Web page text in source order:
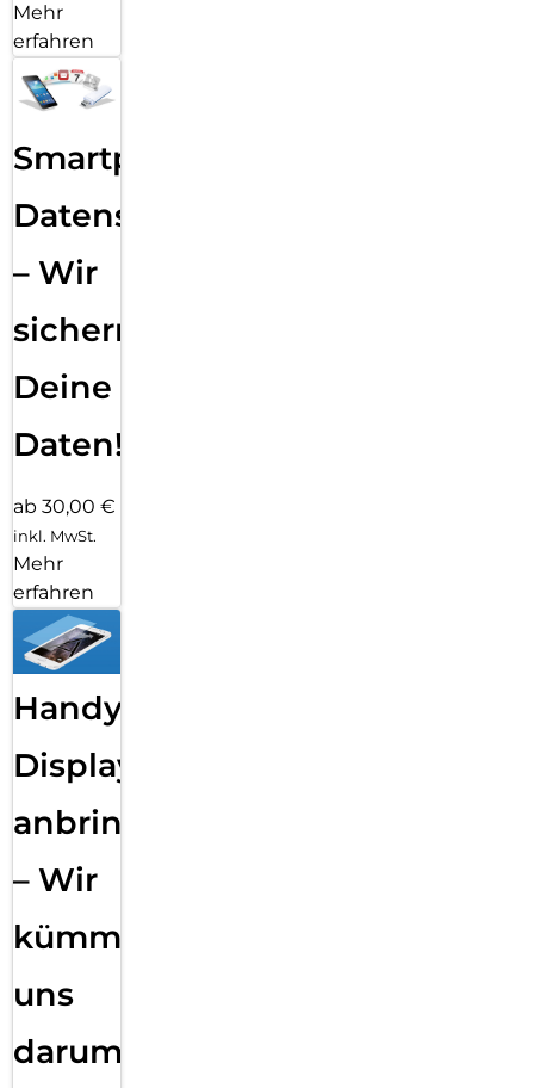
Mehr
erfahren
Smartphone
Datensicherung
– Wir
sichern
Deine
Daten!
ab 30,00 €
inkl. MwSt.
Mehr
erfahren
Handy
Displayfolie
anbringen
– Wir
kümmern
uns
darum!